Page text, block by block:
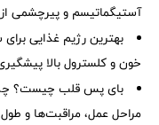
آستیگماتیسم و پیرچشمی از
بهترین رژیم غذایی
خون و کلسترول بالا
بای پس قلب چیست؟ چه
مراحل عمل، مراقبت‌ها و